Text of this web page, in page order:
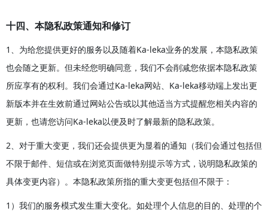
十四、本隐私政策通知和修订
1、为给您提供更好的服务以及随着Ka-leka业务的发展，本隐私政策
也会随之更新。但未经您明确同意，我们不会削减您依据本隐私政策
所应享有的权利。我们会通过Ka-leka网站、Ka-leka移动端上发出更
新版本并在生效前通过网站公告或以其他适当方式提醒您相关内容的
更新，也请您访问Ka-leka以便及时了解最新的隐私政策。
2、对于重大变更，我们还会提供更为显着的通知（我们会通过包括但
不限于邮件、短信或在浏览页面做特别提示等方式，说明隐私政策的
具体变更内容）。本隐私政策所指的重大变更包括但不限于：
1）我们的服务模式发生重大变化。如处理个人信息的目的、处理的个